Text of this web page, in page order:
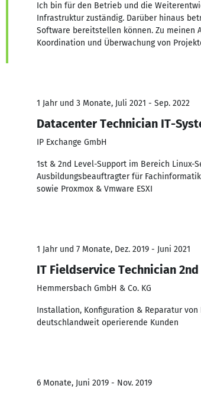
Ich bin für den Betrieb und die
Infrastruktur zuständig. Darüber hinaus
Software bereitstellen können. Zu meinen
Koordination und Überwachung von
1 Jahr und 3 Monate, Juli 2021 - Sep. 2022
Datacenter Technician IT-
IP Exchange GmbH
1st & 2nd Level-Support im Bereich Linux-
Ausbildungsbeauftragter für
sowie Proxmox & Vmware ESXI
1 Jahr und 7 Monate, Dez. 2019 - Juni 2021
IT Fieldservice Technician
Hemmersbach GmbH & Co. KG
Installation, Konfiguration & Reparatur
deutschlandweit operierende Kunden
6 Monate, Juni 2019 - Nov. 2019